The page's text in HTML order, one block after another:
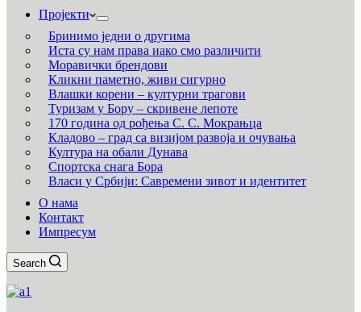
Пројекти
Бринимо једни о другима
Иста су нам права иако смо различити
Моравички брендови
Кликни паметно, живи сигурно
Влашки корени – културни трагови
Туризам у Бору – скривене лепоте
170 година од рођења С. С. Мокрањца
Кладово – град са визијом развоја и очувања
Култура на обали Дунава
Спортска снага Бора
Власи у Србији: Савремени зивот и идентитет
О нама
Контакт
Импресум
Search